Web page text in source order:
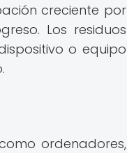
creciente por
Los residuos
o equipo
ordenadores,